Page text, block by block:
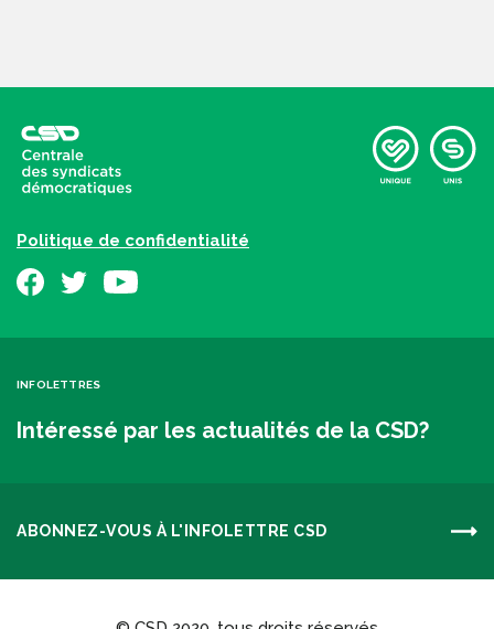
Politique de confidentialité
INFOLETTRES
Intéressé par les actualités de la CSD?
ABONNEZ-VOUS À L'INFOLETTRE CSD